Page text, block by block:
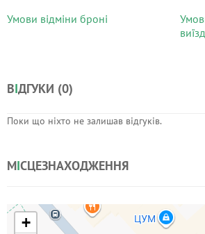
Умови відміни броні
ВІДГУКИ (0)
Поки що ніхто не залишав відгуків.
МІСЦЕЗНАХОДЖЕННЯ
+